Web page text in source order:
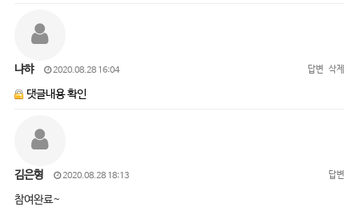
냐햐 2020.08.28 16:04 답변 삭제
댓글내용 확인
김은형 2020.08.28 18:13 답변
참여완료~